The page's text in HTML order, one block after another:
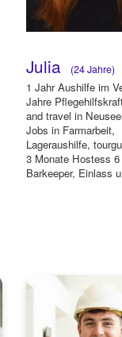
Julia (24 Jahre)
1 Jahr Aushilfe im
Jahre
and travel in
Jobs in Farmarbeit,
Lageraushilfe,
3 Monate Hostess
Barkeeper, Einlass